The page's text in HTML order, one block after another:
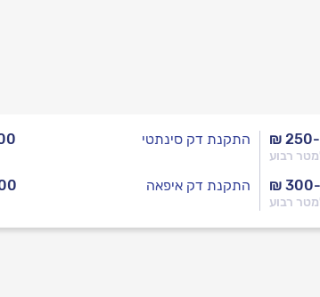
₪
רבוע
₪
רבוע
התקנת דק סינתטי
התקנת דק איפאה